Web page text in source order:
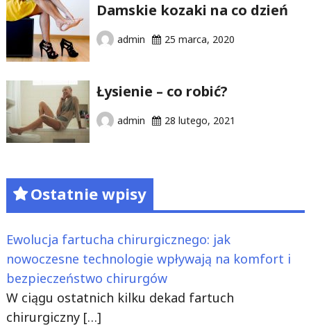
Damskie kozaki na co dzień
admin 25 marca, 2020
Łysienie – co robić?
admin 28 lutego, 2021
Ostatnie wpisy
Ewolucja fartucha chirurgicznego: jak
nowoczesne technologie wpływają na komfort i
bezpieczeństwo chirurgów
W ciągu ostatnich kilku dekad fartuch
chirurgiczny […]